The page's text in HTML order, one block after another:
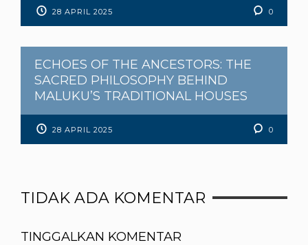
28 APRIL 2025 0
ECHOES OF THE ANCESTORS: THE
SACRED PHILOSOPHY BEHIND
MALUKU’S TRADITIONAL HOUSES
28 APRIL 2025 0
TIDAK ADA KOMENTAR
TINGGALKAN KOMENTAR